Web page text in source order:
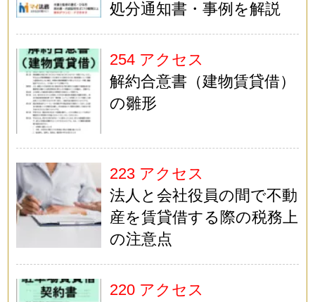
処分通知書・事例を解説
254 アクセス
解約合意書（建物賃貸借）
の雛形
223 アクセス
法人と会社役員の間で不動
産を賃貸借する際の税務上
の注意点
220 アクセス